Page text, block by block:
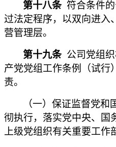
第十八条 符合条件
过法定程序，以双向进入
营管理层。
第十九条 公司党组
产党党组工作条例（试行
责。
（一）保证监督党
彻执行，落实党中央、国
上级党组织有关重要工作